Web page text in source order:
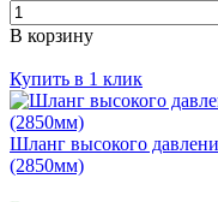
В корзину
Купить в 1 клик
Шланг высокого
(2850мм)